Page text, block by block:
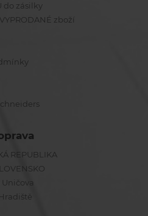
do zásilky
zboží
REPUBLIKA